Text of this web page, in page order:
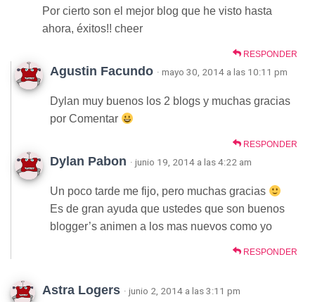
Por cierto son el mejor blog que he visto hasta
ahora, éxitos!! cheer
RESPONDER
Agustin Facundo · mayo 30, 2014 a las 10:11 pm
Dylan muy buenos los 2 blogs y muchas gracias
por Comentar
RESPONDER
Dylan Pabon · junio 19, 2014 a las 4:22 am
Un poco tarde me fijo, pero muchas gracias
Es de gran ayuda que ustedes que son buenos
blogger’s animen a los mas nuevos como yo
RESPONDER
Astra Logers · junio 2, 2014 a las 3:11 pm